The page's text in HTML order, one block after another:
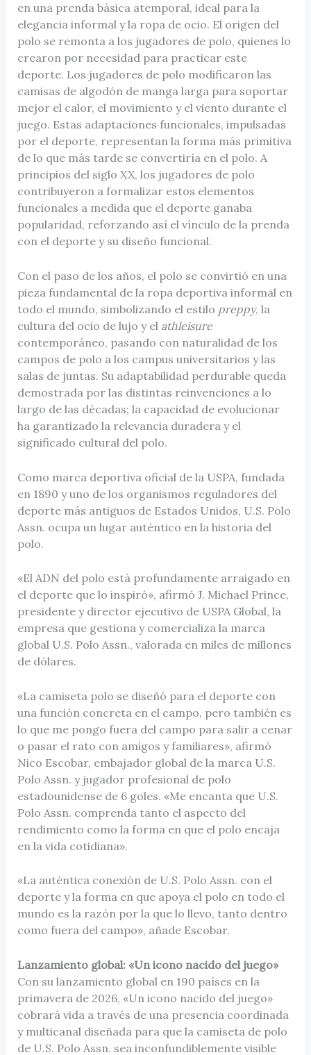
en una prenda básica atemporal, ideal para la
elegancia informal y la ropa de ocio. El origen del
polo se remonta a los jugadores de polo, quienes lo
crearon por necesidad para practicar este
deporte. Los jugadores de polo modificaron las
camisas de algodón de manga larga para soportar
mejor el calor, el movimiento y el viento durante el
juego. Estas adaptaciones funcionales, impulsadas
por el deporte, representan la forma más primitiva
de lo que más tarde se convertiría en el polo. A
principios del siglo XX, los jugadores de polo
contribuyeron a formalizar estos elementos
funcionales a medida que el deporte ganaba
popularidad, reforzando así el vínculo de la prenda
con el deporte y su diseño funcional.
Con el paso de los años, el polo se convirtió en una
pieza fundamental de la ropa deportiva informal en
todo el mundo, simbolizando el estilo preppy, la
cultura del ocio de lujo y el athleisure
contemporáneo, pasando con naturalidad de los
campos de polo a los campus universitarios y las
salas de juntas. Su adaptabilidad perdurable queda
demostrada por las distintas reinvenciones a lo
largo de las décadas; la capacidad de evolucionar
ha garantizado la relevancia duradera y el
significado cultural del polo.
Como marca deportiva oficial de la USPA, fundada
en 1890 y uno de los organismos reguladores del
deporte más antiguos de Estados Unidos, U.S. Polo
Assn. ocupa un lugar auténtico en la historia del
polo.
«El ADN del polo está profundamente arraigado en
el deporte que lo inspiró», afirmó J. Michael Prince,
presidente y director ejecutivo de USPA Global, la
empresa que gestiona y comercializa la marca
global U.S. Polo Assn., valorada en miles de millones
de dólares.
«La camiseta polo se diseñó para el deporte con
una función concreta en el campo, pero también es
lo que me pongo fuera del campo para salir a cenar
o pasar el rato con amigos y familiares», afirmó
Nico Escobar, embajador global de la marca U.S.
Polo Assn. y jugador profesional de polo
estadounidense de 6 goles. «Me encanta que U.S.
Polo Assn. comprenda tanto el aspecto del
rendimiento como la forma en que el polo encaja
en la vida cotidiana».
«La auténtica conexión de U.S. Polo Assn. con el
deporte y la forma en que apoya el polo en todo el
mundo es la razón por la que lo llevo, tanto dentro
como fuera del campo», añade Escobar.
Lanzamiento global: «Un icono nacido del juego»
Con su lanzamiento global en 190 países en la
primavera de 2026, «Un icono nacido del juego»
cobrará vida a través de una presencia coordinada
y multicanal diseñada para que la camiseta de polo
de U.S. Polo Assn. sea inconfundiblemente visible